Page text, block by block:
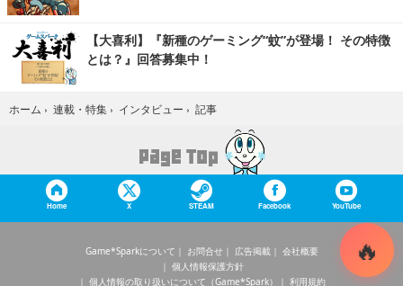
【大喜利】『新種のゲーミング“蚊”が登場！ その特徴
とは？』回答募集中！
ホーム › 連載・特集 › インタビュー › 記事
Home X STEAM Facebook YouTube
Game*Sparkについて お問合せ 広告掲載
会社概要
個人情報保護方針
個人情報の取り扱いについて（Game*Spark）
利用規約